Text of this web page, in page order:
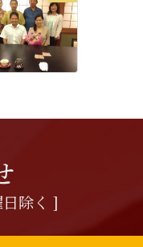
除く ]